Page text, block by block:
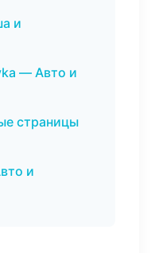
и
— Авто и
страницы
и